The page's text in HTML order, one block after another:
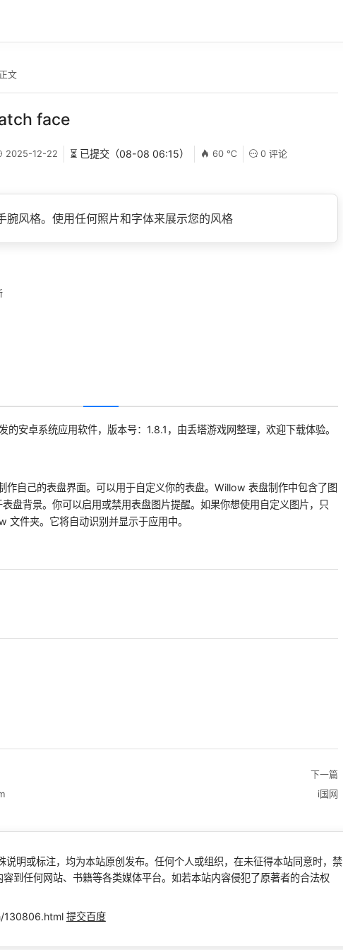
文
face
2025-12-22 ⏳ 已提交（08-08 06:15） 60 ℃ 0 评论
腕风格。使用任何照片和字体来展示您的风格
的安卓系统应用软件，版本号：1.8.1，由丢塔游戏网整理，欢迎下载体验。
作自己的表盘界面。可以用于自定义你的表盘。Willow 表盘制作中包含了图
盘背景。你可以启用或禁用表盘图片提醒。如果你想使用自定义图片，只
文件夹。它将自动识别并显示于应用中。
下一篇
i国网
说明或标注，均为本站原创发布。任何个人或组织，在未征得本站同意时，禁
到任何网站、书籍等各类媒体平台。如若本站内容侵犯了原著者的合法权
130806.html 提交百度